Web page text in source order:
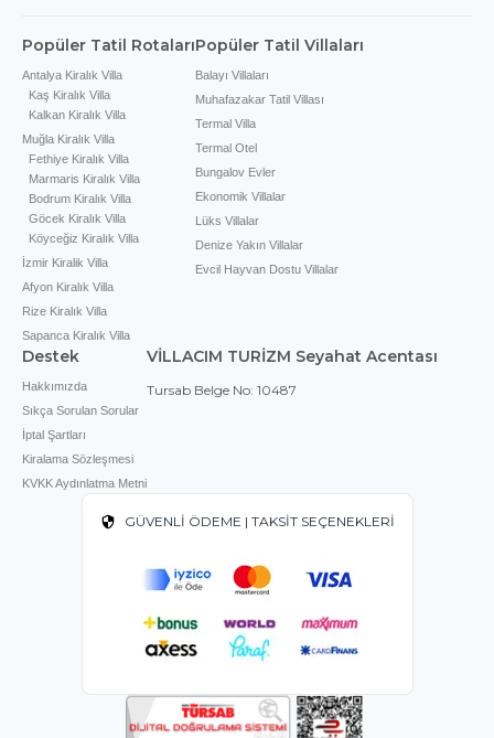
Popüler Tatil Rotaları
Antalya Kiralık Villa
Kaş Kiralık Villa
Kalkan Kiralık Villa
Muğla Kiralık Villa
Fethiye Kiralık Villa
Marmaris Kiralık Villa
Bodrum Kiralık Villa
Göcek Kiralık Villa
Köyceğiz Kiralık Villa
İzmir Kiralik Villa
Afyon Kiralık Villa
Rize Kiralık Villa
Sapanca Kiralık Villa
Popüler Tatil Villaları
Balayı Villaları
Muhafazakar Tatil Villası
Termal Villa
Termal Otel
Bungalov Evler
Ekonomik Villalar
Lüks Villalar
Denize Yakın Villalar
Evcil Hayvan Dostu Villalar
Destek
Hakkımızda
Sıkça Sorulan Sorular
İptal Şartları
Kiralama Sözleşmesi
KVKK Aydınlatma Metni
VİLLACIM TURİZM Seyahat Acentası
Tursab Belge No: 10487
GÜVENLİ ÖDEME | TAKSİT SEÇENEKLERİ